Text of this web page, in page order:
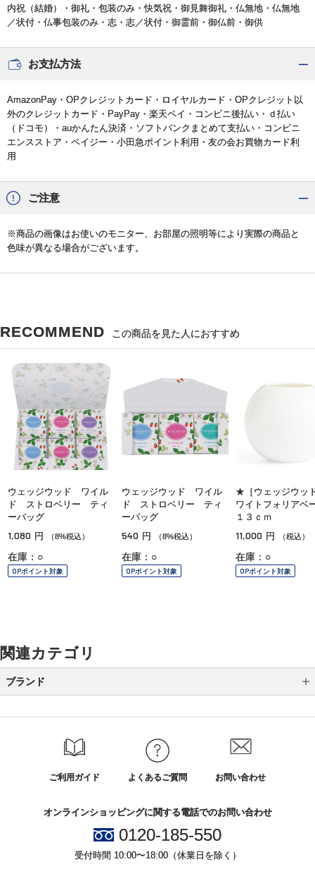
内祝（結婚）・御礼・包装のみ・快気祝・御見舞御礼・仏無地・仏無地
／状付・仏事包装のみ・志・志／状付・御霊前・御仏前・御供
お支払方法
AmazonPay・OPクレジットカード・ロイヤルカード・OPクレジット以
外のクレジットカード・PayPay・楽天ペイ・コンビニ後払い・ｄ払い
（ドコモ）・auかんたん決済・ソフトバンクまとめて支払い・コンビニ
エンスストア・ペイジー・小田急ポイント利用・友の会お買物カード利
用
ご注意
※商品の画像はお使いのモニター、お部屋の照明等により実際の商品と
色味が異なる場合がございます。
RECOMMEND この商品を見た人におすすめ
ウェッジウッド ワイル
ド ストロベリー ティ
ーバッグ
1,080 円 （8%税込）
在庫：○
OPポイント対象
ウェッジウッド ワイル
ド ストロベリー ティ
ーバッグ
540 円 （8%税込）
在庫：○
OPポイント対象
★［ウェッジウッ
ワイトフォリア
１３ｃｍ
11,000 円 （税込）
在庫：○
OPポイント対象
関連カテゴリ
ブランド
ご利用ガイド よくあるご質問 お問い合わせ
オンラインショッピングに関する電話でのお問い合わせ
0120-185-550
受付時間 10:00〜18:00（休業日を除く）